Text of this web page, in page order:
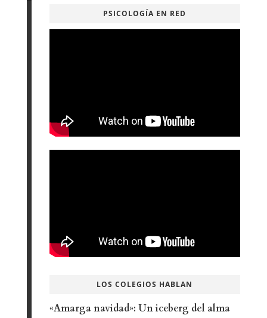
PSICOLOGÍA EN RED
LOS COLEGIOS HABLAN
«Amarga navidad»: Un iceberg del alma